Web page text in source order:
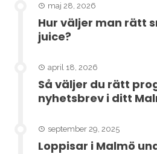
maj 28, 2026
Hur väljer man rätt
juice?
april 18, 2026
Så väljer du rätt
nyhetsbrev i ditt
september 29, 2025
Loppisar i Malmö